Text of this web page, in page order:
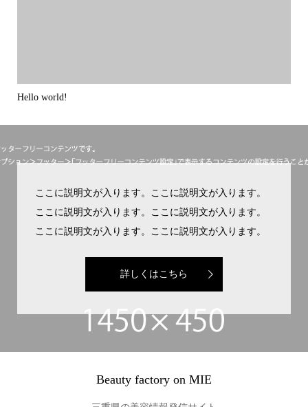
Hello world!
ここに説明文が入ります。ここに説明文が入ります。
ここに説明文が入ります。ここに説明文が入ります。
ここに説明文が入ります。ここに説明文が入ります。
詳しくはこちら
Beauty factory on MIE